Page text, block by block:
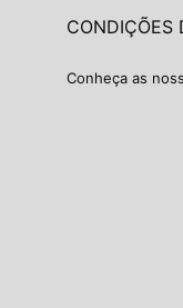
CONDIÇÕES
Conheça as